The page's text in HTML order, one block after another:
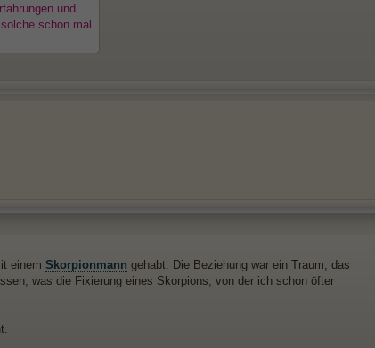
und
schon mal
einem Skorpionmann gehabt. Die Beziehung war ein Traum, das
was die Fixierung eines Skorpions, von der ich schon öfter